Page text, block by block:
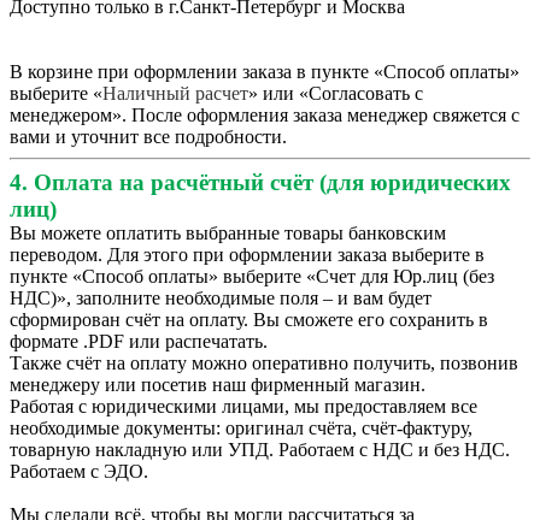
Доступно только в г.Санкт-Петербург и Москва
В корзине при оформлении заказа в пункте «Способ оплаты»
выберите «Наличный расчет» или «Согласовать с
менеджером». После оформления заказа менеджер свяжется с
вами и уточнит все подробности.
4. Оплата на расчётный счёт (для юридических
лиц)
Вы можете оплатить выбранные товары банковским
переводом. Для этого при оформлении заказа выберите в
пункте «Способ оплаты» выберите «Счет для Юр.лиц (без
НДС)», заполните необходимые поля – и вам будет
сформирован счёт на оплату. Вы сможете его сохранить в
формате .PDF или распечатать.
Также счёт на оплату можно оперативно получить, позвонив
менеджеру или посетив наш фирменный магазин.
Работая с юридическими лицами, мы предоставляем все
необходимые документы: оригинал счёта, счёт-фактуру,
товарную накладную или УПД. Работаем с НДС и без НДС.
Работаем с ЭДО.
Мы сделали всё, чтобы вы могли рассчитаться за